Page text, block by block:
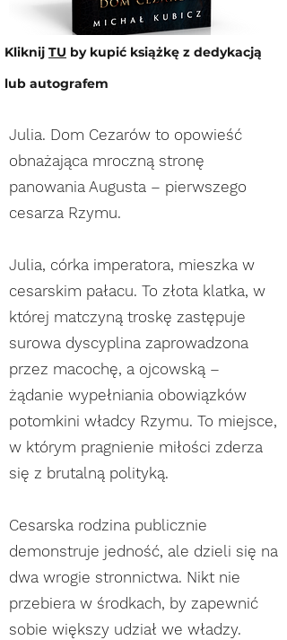
Kliknij TU by kupić książkę z dedykacją
lub autografem
Julia. Dom Cezarów to opowieść
obnażająca mroczną stronę
panowania Augusta – pierwszego
cesarza Rzymu.
Julia, córka imperatora, mieszka w
cesarskim pałacu. To złota klatka, w
której matczyną troskę zastępuje
surowa dyscyplina zaprowadzona
przez macochę, a ojcowską –
żądanie wypełniania obowiązków
potomkini władcy Rzymu. To miejsce,
w którym pragnienie miłości zderza
się z brutalną polityką.
Cesarska rodzina publicznie
demonstruje jedność, ale dzieli się na
dwa wrogie stronnictwa. Nikt nie
przebiera w środkach, by zapewnić
sobie większy udział we władzy.